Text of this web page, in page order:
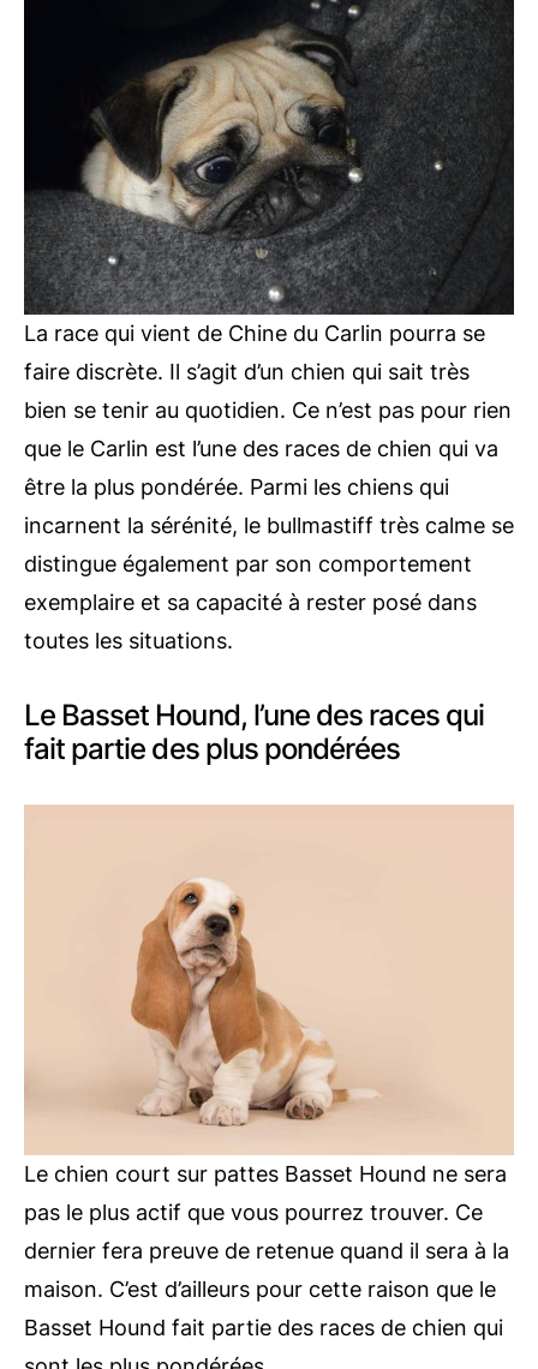
La race qui vient de Chine du Carlin pourra se
faire discrète. Il s’agit d’un chien qui sait très
bien se tenir au quotidien. Ce n’est pas pour rien
que le Carlin est l’une des races de chien qui va
être la plus pondérée. Parmi les chiens qui
incarnent la sérénité, le bullmastiff très calme se
distingue également par son comportement
exemplaire et sa capacité à rester posé dans
toutes les situations.
Le Basset Hound, l’une des races qui
fait partie des plus pondérées
Le chien court sur pattes Basset Hound ne sera
pas le plus actif que vous pourrez trouver. Ce
dernier fera preuve de retenue quand il sera à la
maison. C’est d’ailleurs pour cette raison que le
Basset Hound fait partie des races de chien qui